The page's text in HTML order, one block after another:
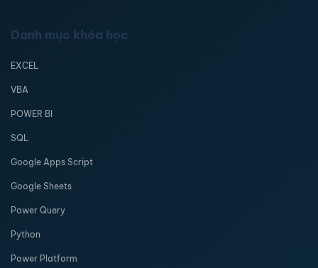
Danh mục khóa học
EXCEL
VBA
POWER BI
SQL
Google Apps Script
Google Sheets
Power Query
Python
Power Platform